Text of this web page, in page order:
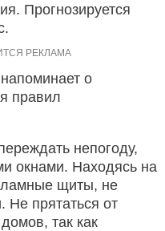
Прогнозируется
о
правил
непогоду,
окнами. Находясь на
щиты, не
Не прятаться от
так как